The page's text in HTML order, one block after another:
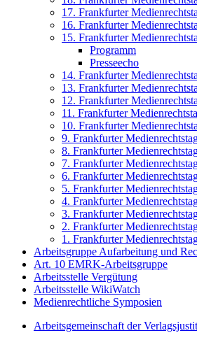
17. Frankfurter
16. Frankfurter
15. Frankfurter
Programm
Presseecho
14. Frankfurter
13. Frankfurter
12. Frankfurter
11. Frankfurter
10. Frankfurter
9. Frankfurter
8. Frankfurter
7. Frankfurter
6. Frankfurter
5. Frankfurter
4. Frankfurter
3. Frankfurter
2. Frankfurter
1. Frankfurter
Arbeitsgruppe Aufarbeitung und
Art. 10 EMRK-Arbeitsgruppe
Arbeitsstelle Vergütung
Arbeitsstelle WikiWatch
Medienrechtliche Symposien
Arbeitsgemeinschaft der